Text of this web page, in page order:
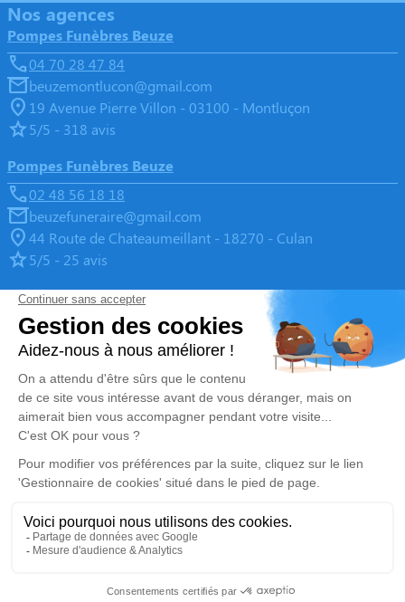
Nos agences
Pompes Funèbres Beuze
04 70 28 47 84
beuzemontlucon@gmail.com
19 Avenue Pierre Villon - 03100 - Montluçon
5/5 - 318 avis
Pompes Funèbres Beuze
02 48 56 18 18
beuzefuneraire@gmail.com
44 Route de Chateaumeillant - 18270 - Culan
5/5 - 25 avis
Pompes Funèbres Beuze
05 55 65 05 55
beuzefuneraire@gmail.com
2, Rue de la République - 23600 - Boussac
4.9/5 - 139 avis
Nos Services
Organiser des obsèques-v2
Monuments funéraires
Services aux familles
Liens utiles
Avis de décès
Demande de rendez-vous en
agence
Politique de traitement des données personnelles
Politique d’utilisation des cookies
Zone d'intervention